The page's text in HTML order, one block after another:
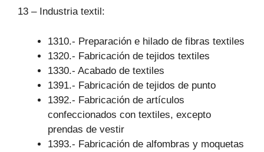
13 – Industria textil:
1310.- Preparación e hilado de fibras textiles
1320.- Fabricación de tejidos textiles
1330.- Acabado de textiles
1391.- Fabricación de tejidos de punto
1392.- Fabricación de artículos
confeccionados con textiles, excepto
prendas de vestir
1393.- Fabricación de alfombras y moquetas